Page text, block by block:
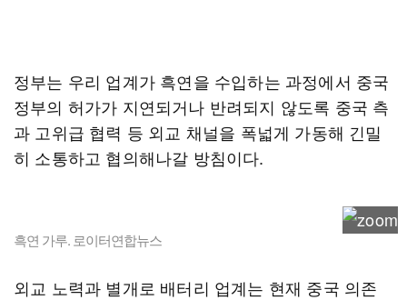
정부는 우리 업계가 흑연을 수입하는 과정에서 중국
정부의 허가가 지연되거나 반려되지 않도록 중국 측
과 고위급 협력 등 외교 채널을 폭넓게 가동해 긴밀
히 소통하고 협의해나갈 방침이다.
흑연 가루. 로이터연합뉴스
외교 노력과 별개로 배터리 업계는 현재 중국 의존